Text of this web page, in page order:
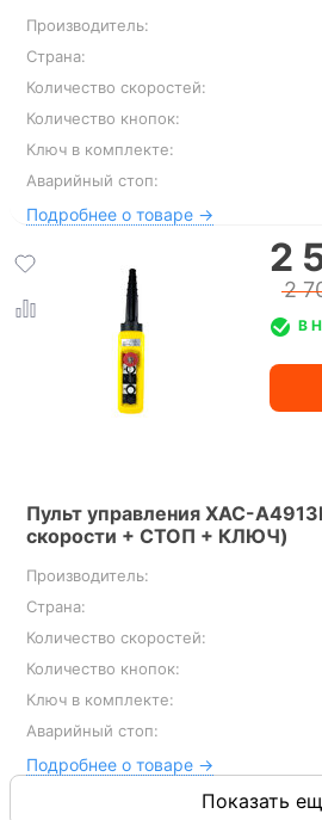
Производитель:
Страна:
Количество скоростей:
Количество кнопок:
Ключ в комплекте:
Аварийный стоп:
Подробнее о товаре →
Пульт управления XAC-
скорости + СТОП + КЛЮЧ)
Производитель:
Страна:
Количество скоростей:
Количество кнопок:
Ключ в комплекте:
Аварийный стоп:
Подробнее о товаре →
2
2
В
Показать